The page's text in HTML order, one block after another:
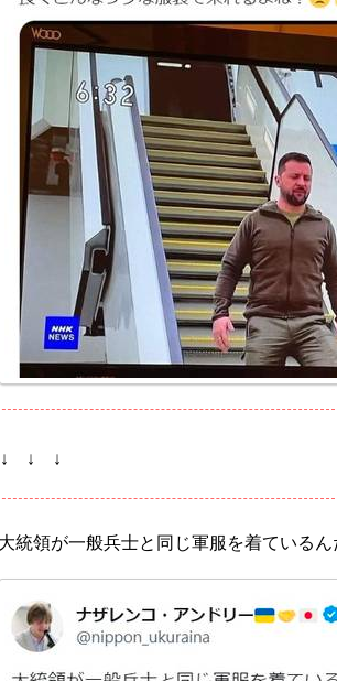
↓
統領が一般兵士と同じ軍服を着ている